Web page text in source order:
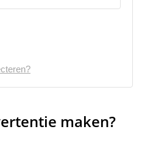
maken?